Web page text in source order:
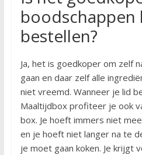
boodschappen
bestellen?
Ja, het is goedkoper om zelf
gaan en daar zelf alle
niet vreemd. Wanneer je lid
Maaltijdbox profiteer je ook
box. Je hoeft immers niet
en je hoeft niet langer na te
je moet gaan koken. Je krijgt